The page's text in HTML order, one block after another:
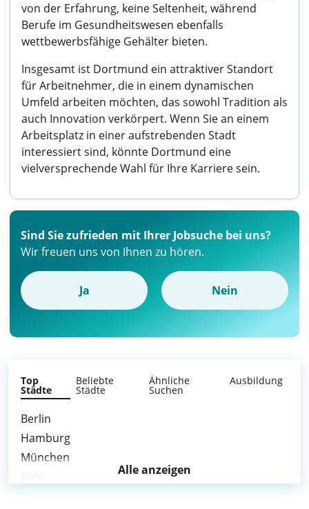
von der Erfahrung, keine Seltenheit, während
Berufe im Gesundheitswesen ebenfalls
wettbewerbsfähige Gehälter bieten.
Insgesamt ist Dortmund ein attraktiver Standort
für Arbeitnehmer, die in einem dynamischen
Umfeld arbeiten möchten, das sowohl Tradition als
auch Innovation verkörpert. Wenn Sie an einem
Arbeitsplatz in einer aufstrebenden Stadt
interessiert sind, könnte Dortmund eine
vielversprechende Wahl für Ihre Karriere sein.
Sind Sie zufrieden mit Ihrer Jobsuche bei uns?
Wir freuen uns von Ihnen zu hören.
Ja Nein
Top
Städte
Beliebte
Städte
Ähnliche
Suchen
Ausbildung
Berlin
Hamburg
München
Alle anzeigen